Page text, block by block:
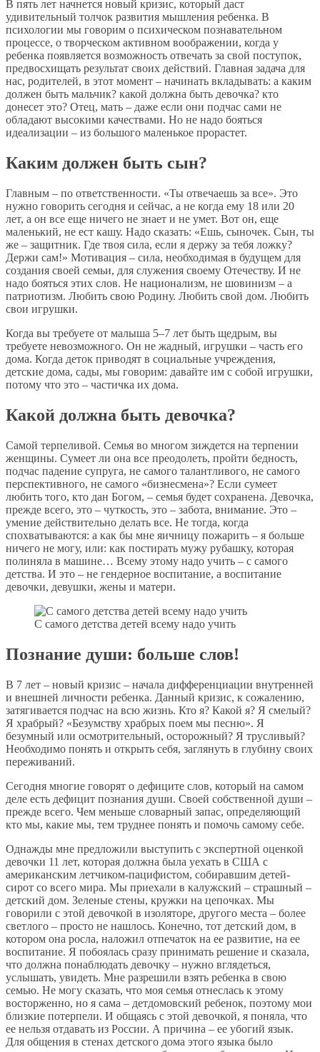
В пять лет начнется новый кризис, который даст
удивительный толчок развития мышления ребенка. В
психологии мы говорим о психическом познавательном
процессе, о творческом активном воображении, когда у
ребенка появляется возможность отвечать за свой поступок,
предвосхищать результат своих действий. Главная задача для
нас, родителей, в этот момент – начинать вкладывать: а каким
должен быть мальчик? какой должна быть девочка? кто
донесет это? Отец, мать – даже если они подчас сами не
обладают высокими качествами. Но не надо бояться
идеализации – из большого маленькое прорастет.
Каким должен быть сын?
Главным – по ответственности. «Ты отвечаешь за все». Это
нужно говорить сегодня и сейчас, а не когда ему 18 или 20
лет, а он все еще ничего не знает и не умет. Вот он, еще
маленький, не ест кашу. Надо сказать: «Ешь, сыночек. Сын, ты
же – защитник. Где твоя сила, если я держу за тебя ложку?
Держи сам!» Мотивация – сила, необходимая в будущем для
создания своей семьи, для служения своему Отечеству. И не
надо бояться этих слов. Не национализм, не шовинизм – а
патриотизм. Любить свою Родину. Любить свой дом. Любить
свои игрушки.
Когда вы требуете от малыша 5–7 лет быть щедрым, вы
требуете невозможного. Он не жадный, игрушки – часть его
дома. Когда деток приводят в социальные учреждения,
детские дома, сады, мы говорим: давайте им с собой игрушки,
потому что это – частичка их дома.
Какой должна быть девочка?
Самой терпеливой. Семья во многом зиждется на терпении
женщины. Сумеет ли она все преодолеть, пройти бедность,
подчас падение супруга, не самого талантливого, не самого
перспективного, не самого «бизнесмена»? Если сумеет
любить того, кто дан Богом, – семья будет сохранена. Девочка,
прежде всего, это – чуткость, это – забота, внимание. Это –
умение действительно делать все. Не тогда, когда
спохватываются: а как бы мне яичницу пожарить – я больше
ничего не могу, или: как постирать мужу рубашку, которая
полиняла в машине… Всему этому надо учить – с самого
детства. И это – не гендерное воспитание, а воспитание
девочки, девушки, жены и матери.
С самого детства детей всему надо учить
Познание души: больше слов!
В 7 лет – новый кризис – начала дифференциации внутренней
и внешней личности ребенка. Данный кризис, к сожалению,
затягивается подчас на всю жизнь. Кто я? Какой я? Я смелый?
Я храбрый? «Безумству храбрых поем мы песню». Я
безумный или осмотрительный, осторожный? Я трусливый?
Необходимо понять и открыть себя, заглянуть в глубину своих
переживаний.
Сегодня многие говорят о дефиците слов, который на самом
деле есть дефицит познания души. Своей собственной души –
прежде всего. Чем меньше словарный запас, определяющий
кто мы, какие мы, тем труднее понять и помочь самому себе.
Однажды мне предложили выступить с экспертной оценкой
девочки 11 лет, которая должна была уехать в США с
американским летчиком-пацифистом, собиравшим детей-
сирот со всего мира. Мы приехали в калужский – страшный –
детский дом. Зеленые стены, кружки на цепочках. Мы
говорили с этой девочкой в изоляторе, другого места – более
светлого – просто не нашлось. Конечно, тот детский дом, в
котором она росла, наложил отпечаток на ее развитие, на ее
воспитание. Я побоялась сразу принимать решение и сказала,
что должна понаблюдать девочку – нужно вглядеться,
услышать, увидеть. Мне разрешили взять ребенка в свою
семью. Не могу сказать, что моя семья отнеслась к этому
восторженно, но я сама – детдомовский ребенок, поэтому мои
близкие потерпели. И общаясь с этой девочкой, я поняла, что
ее нельзя отдавать из России. А причина – ее убогий язык.
Для общения в стенах детского дома этого языка было